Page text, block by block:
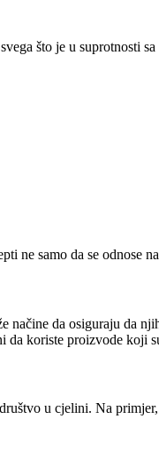
što je u suprotnosti
ne samo da se odnose
da osiguraju da
koriste proizvode koji
u cjelini. Na